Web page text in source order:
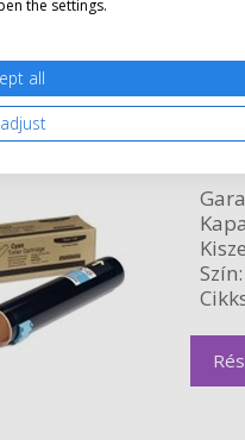
106R01160
Szín:
the settings.
all